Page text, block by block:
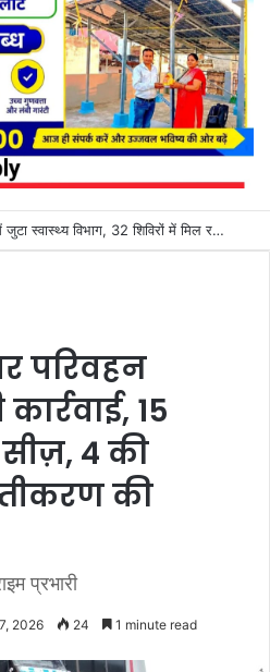
परिवहन
15
4 की
की
प्रभारी
2026 24 1 minute read